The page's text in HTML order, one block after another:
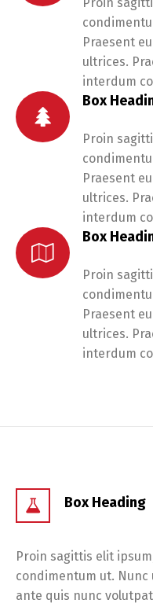
Praesent
ultrices.
interdum
Box
Proin
Praesent
ultrices.
interdum
Box
Proin
Praesent
ultrices.
interdum
Box Heading
Proin sagittis elit
condimentum ut.
ante quis nunc